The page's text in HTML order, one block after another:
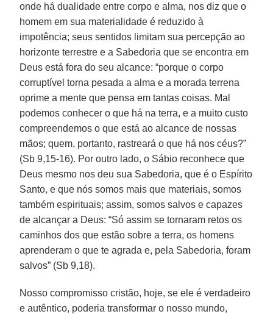
onde há dualidade entre corpo e alma, nos diz que o
homem em sua materialidade é reduzido à
impotência; seus sentidos limitam sua percepção ao
horizonte terrestre e a Sabedoria que se encontra em
Deus está fora do seu alcance: “porque o corpo
corruptível torna pesada a alma e a morada terrena
oprime a mente que pensa em tantas coisas. Mal
podemos conhecer o que há na terra, e a muito custo
compreendemos o que está ao alcance de nossas
mãos; quem, portanto, rastreará o que há nos céus?”
(Sb 9,15-16). Por outro lado, o Sábio reconhece que
Deus mesmo nos deu sua Sabedoria, que é o Espírito
Santo, e que nós somos mais que materiais, somos
também espirituais; assim, somos salvos e capazes
de alcançar a Deus: “Só assim se tornaram retos os
caminhos dos que estão sobre a terra, os homens
aprenderam o que te agrada e, pela Sabedoria, foram
salvos” (Sb 9,18).
Nosso compromisso cristão, hoje, se ele é verdadeiro
e autêntico, poderia transformar o nosso mundo,